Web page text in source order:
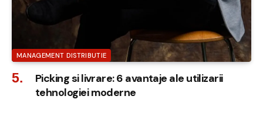
MANAGEMENT DISTRIBUTIE
Picking si livrare: 6 avantaje ale utilizarii
tehnologiei moderne